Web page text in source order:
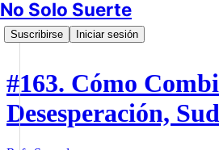
No Solo Suerte
Suscribirse Iniciar sesión
#163. Cómo
Desesperación,